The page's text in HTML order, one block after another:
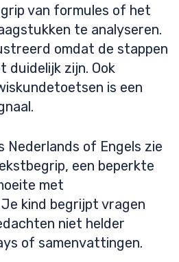
van formules of het
te analyseren.
omdat de stappen
duidelijk zijn. Ook
is een
Nederlands of Engels zie
een beperkte
met
kind begrijpt vragen
niet helder
of samenvattingen.